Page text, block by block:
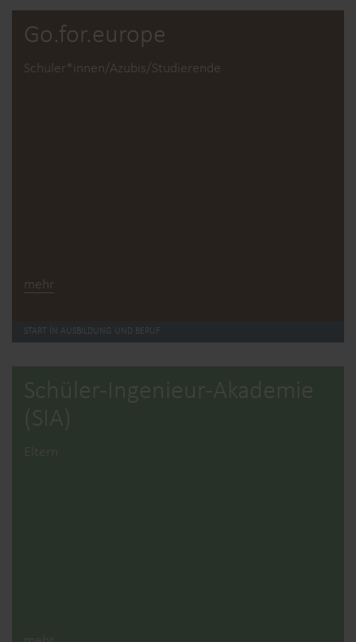
Go.for.europe
Schüler*innen/Azubis/Studierende
mehr
START ÍN AUSBILDUNG UND BERUF
Schüler-Ingenieur-Akademie
(SIA)
Eltern